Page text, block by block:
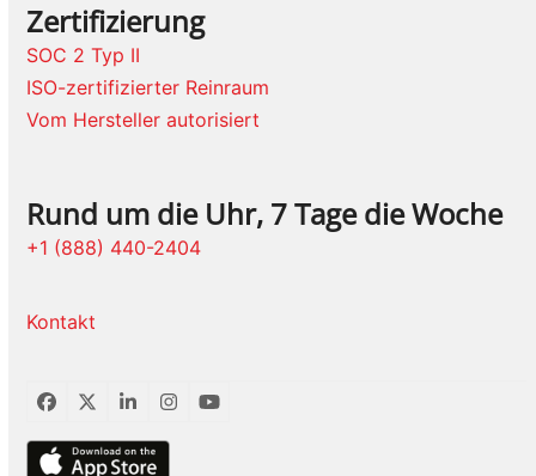
Zertifizierung
SOC 2 Typ II
ISO-zertifizierter Reinraum
Vom Hersteller autorisiert
Rund um die Uhr, 7 Tage die Woche
+1 (888) 440-2404
Kontakt
Facebook
TwitterLinkedInInstagram
YouTube